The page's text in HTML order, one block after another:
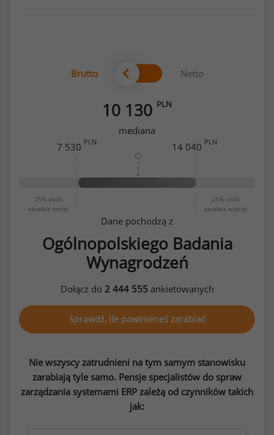
Brutto Netto
10 130 PLN
mediana
25% osób
zarabia mniej
25% osób
zarabia więcej
7 530 PLN 14 040 PLN
Dane pochodzą z
Ogólnopolskiego Badania
Wynagrodzeń
Dołącz do 2 444 555ankietowanych
Sprawdź, ile powinieneś zarabiać
Nie wszyscy zatrudnieni na tym samym stanowisku
zarabiają tyle samo. Pensje specjalistów do spraw
zarządzania systemami ERP zależą od czynników takich
jak: